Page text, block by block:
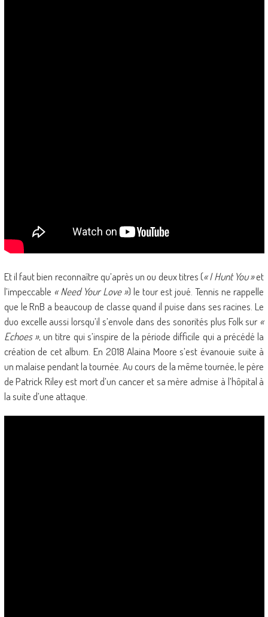
Et il faut bien reconnaître qu’après un ou deux titres (« I Hunt You »et
l’impeccable « Need Your Love ») le tour est joué. Tennis ne rappelle
que le RnB a beaucoup de classe quand il puise dans ses racines. Le
duo excelle aussi lorsqu’il s’envole dans des sonorités plus Folk sur«
Echoes », un titre qui s’inspire de la période difficile qui a précédé la
création de cet album. En 2018 Alaina Moore s’est évanouie suite à
un malaise pendant la tournée. Au cours de la même tournée, le père
de Patrick Riley est mort d’un cancer et sa mère admise à l’hôpital à
la suite d’une attaque.